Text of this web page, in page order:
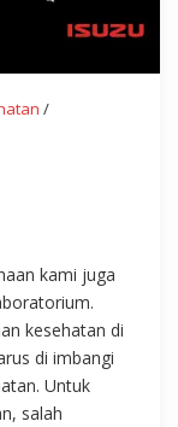
/
kami juga
kesehatan di
di imbangi
Untuk
salah